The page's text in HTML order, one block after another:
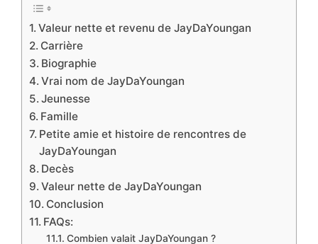
Valeur nette et revenu de JayDaYoungan
Carrière
Biographie
Vrai nom de JayDaYoungan
Jeunesse
Famille
Petite amie et histoire de rencontres de
JayDaYoungan
Decès
Valeur nette de JayDaYoungan
Conclusion
FAQs:
Combien valait JayDaYoungan ?